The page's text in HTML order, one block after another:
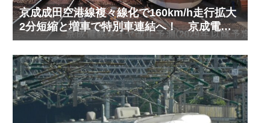
京成成田空港線複々線化で160km/h走行拡大
2分短縮と増車で特別車連結へ！ 京成電鉄
ダイヤ改正予測(2029年以降予定)